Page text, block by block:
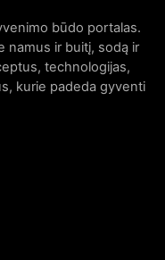
būdo portalas.
namus ir buitį, sodą ir
technologijas,
kurie padeda gyventi